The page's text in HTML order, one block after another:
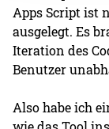
Apps Script ist
ausgelegt. Es
Iteration des
Benutzer
Also habe ich